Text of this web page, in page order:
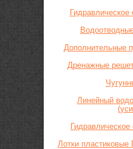
Дополнительные
Дренажные
Линейный
Лотки пластиковые